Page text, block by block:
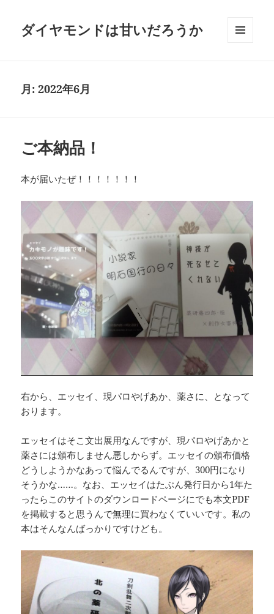
ダイヤモンドは甘いだろうか
月:2022年6月
ご本納品！
本が届いたぜ！！！！！！！
右から、エッセイ、現パロやげあか、薬さに、となって
おります。
エッセイはそこ文出展用なんですが、現パロやげあかと
薬さには頒布しません悪しからず。エッセイの頒布価格
どうしようかなあって悩んでるんですが、300円になり
そうかな……。なお、エッセイはたぶん発行日から1年た
ったらこのサイトのダウンロードページにでも本文PDF
を掲載すると思うんで無理に買わなくていいです。私の
本はそんなんばっかりですけども。